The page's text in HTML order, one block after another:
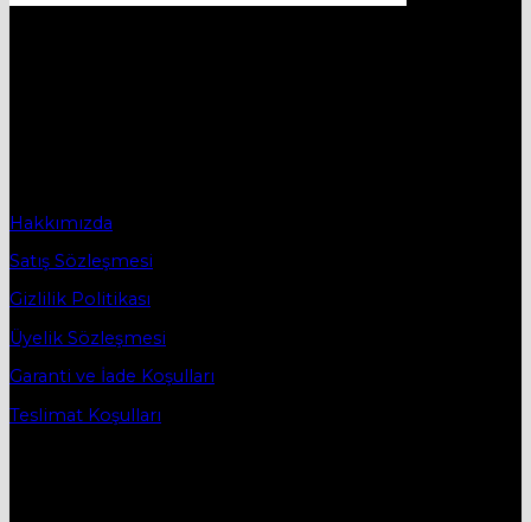
Hakkımızda
Satış Sözleşmesi
Gizlilik Politikası
Üyelik Sözleşmesi
Garanti ve İade Koşulları
Teslimat Koşulları